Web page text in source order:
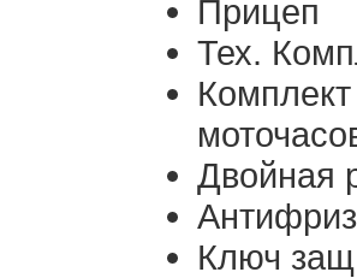
Прицеп
Тех.
Двойная
Ключ